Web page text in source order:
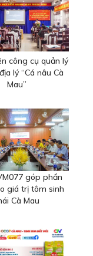
công cụ quản lý
lý “Cá nâu Cà
Mau”
góp phần
giá trị tôm sinh
Cà Mau